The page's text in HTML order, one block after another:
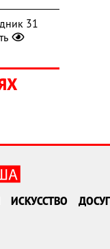
31
ИСКУССТВО ДОСУГ